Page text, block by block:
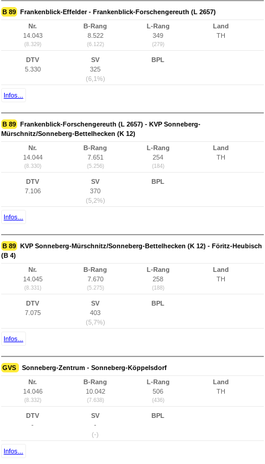
B 89 Frankenblick-Effelder - Frankenblick-Forschengereuth (L 2657)
Nr.
14.043
(8.329)
B-Rang
8.522
(6.122)
L-Rang
349
(279)
Land
TH
DTV
5.330
SV
325
(6,1%)
BPL
Infos...
B 89 Frankenblick-Forschengereuth (L 2657) - KVP Sonneberg-
Mürschnitz/Sonneberg-Bettelhecken (K 12)
Nr.
14.044
(8.330)
B-Rang
7.651
(5.256)
L-Rang
254
(184)
Land
TH
DTV
7.106
SV
370
(5,2%)
BPL
Infos...
B 89 KVP Sonneberg-Mürschnitz/Sonneberg-Bettelhecken (K 12) - Föritz-Heubisch
(B 4)
Nr.
14.045
(8.331)
B-Rang
7.670
(5.275)
L-Rang
258
(188)
Land
TH
DTV
7.075
SV
403
(5,7%)
BPL
Infos...
GVS Sonneberg-Zentrum - Sonneberg-Köppelsdorf
Nr.
14.046
(8.332)
B-Rang
10.042
(7.638)
L-Rang
506
(436)
Land
TH
DTV
-
SV
-
(-)
BPL
Infos...